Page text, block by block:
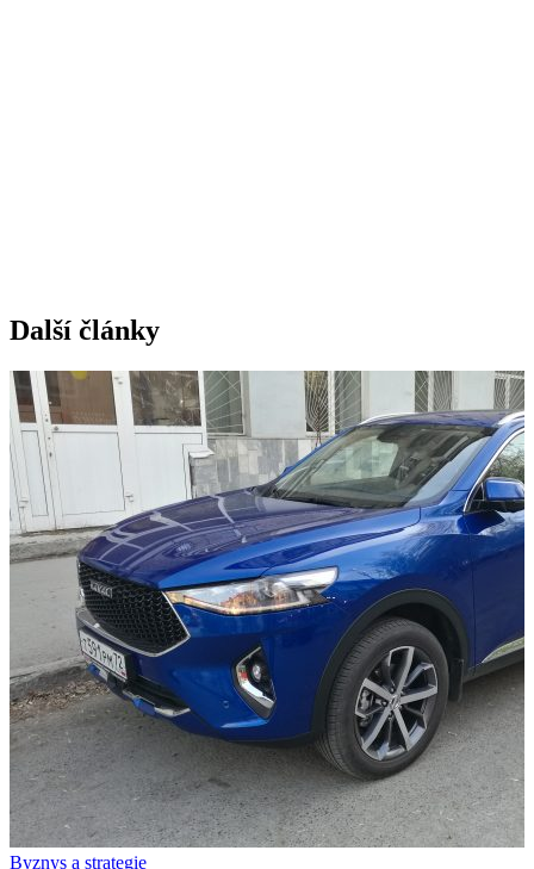
Další články
Byznys a strategie